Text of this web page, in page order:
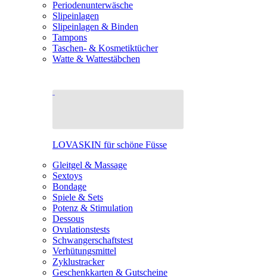
Periodenunterwäsche
Slipeinlagen
Slipeinlagen & Binden
Tampons
Taschen- & Kosmetiktücher
Watte & Wattestäbchen
LOVASKIN für schöne Füsse
Gleitgel & Massage
Sextoys
Bondage
Spiele & Sets
Potenz & Stimulation
Dessous
Ovulationstests
Schwangerschaftstest
Verhütungsmittel
Zyklustracker
Geschenkkarten & Gutscheine